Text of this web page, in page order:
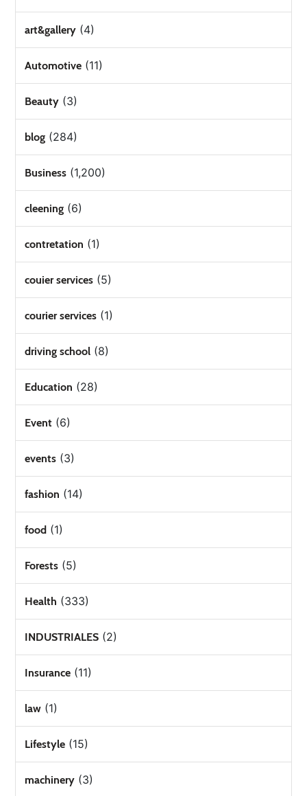
art&gallery (4)
Automotive (11)
Beauty (3)
blog (284)
Business (1,200)
cleening (6)
contretation (1)
couier services (5)
courier services (1)
driving school (8)
Education (28)
Event (6)
events (3)
fashion (14)
food (1)
Forests (5)
Health (333)
INDUSTRIALES (2)
Insurance (11)
law (1)
Lifestyle (15)
machinery (3)